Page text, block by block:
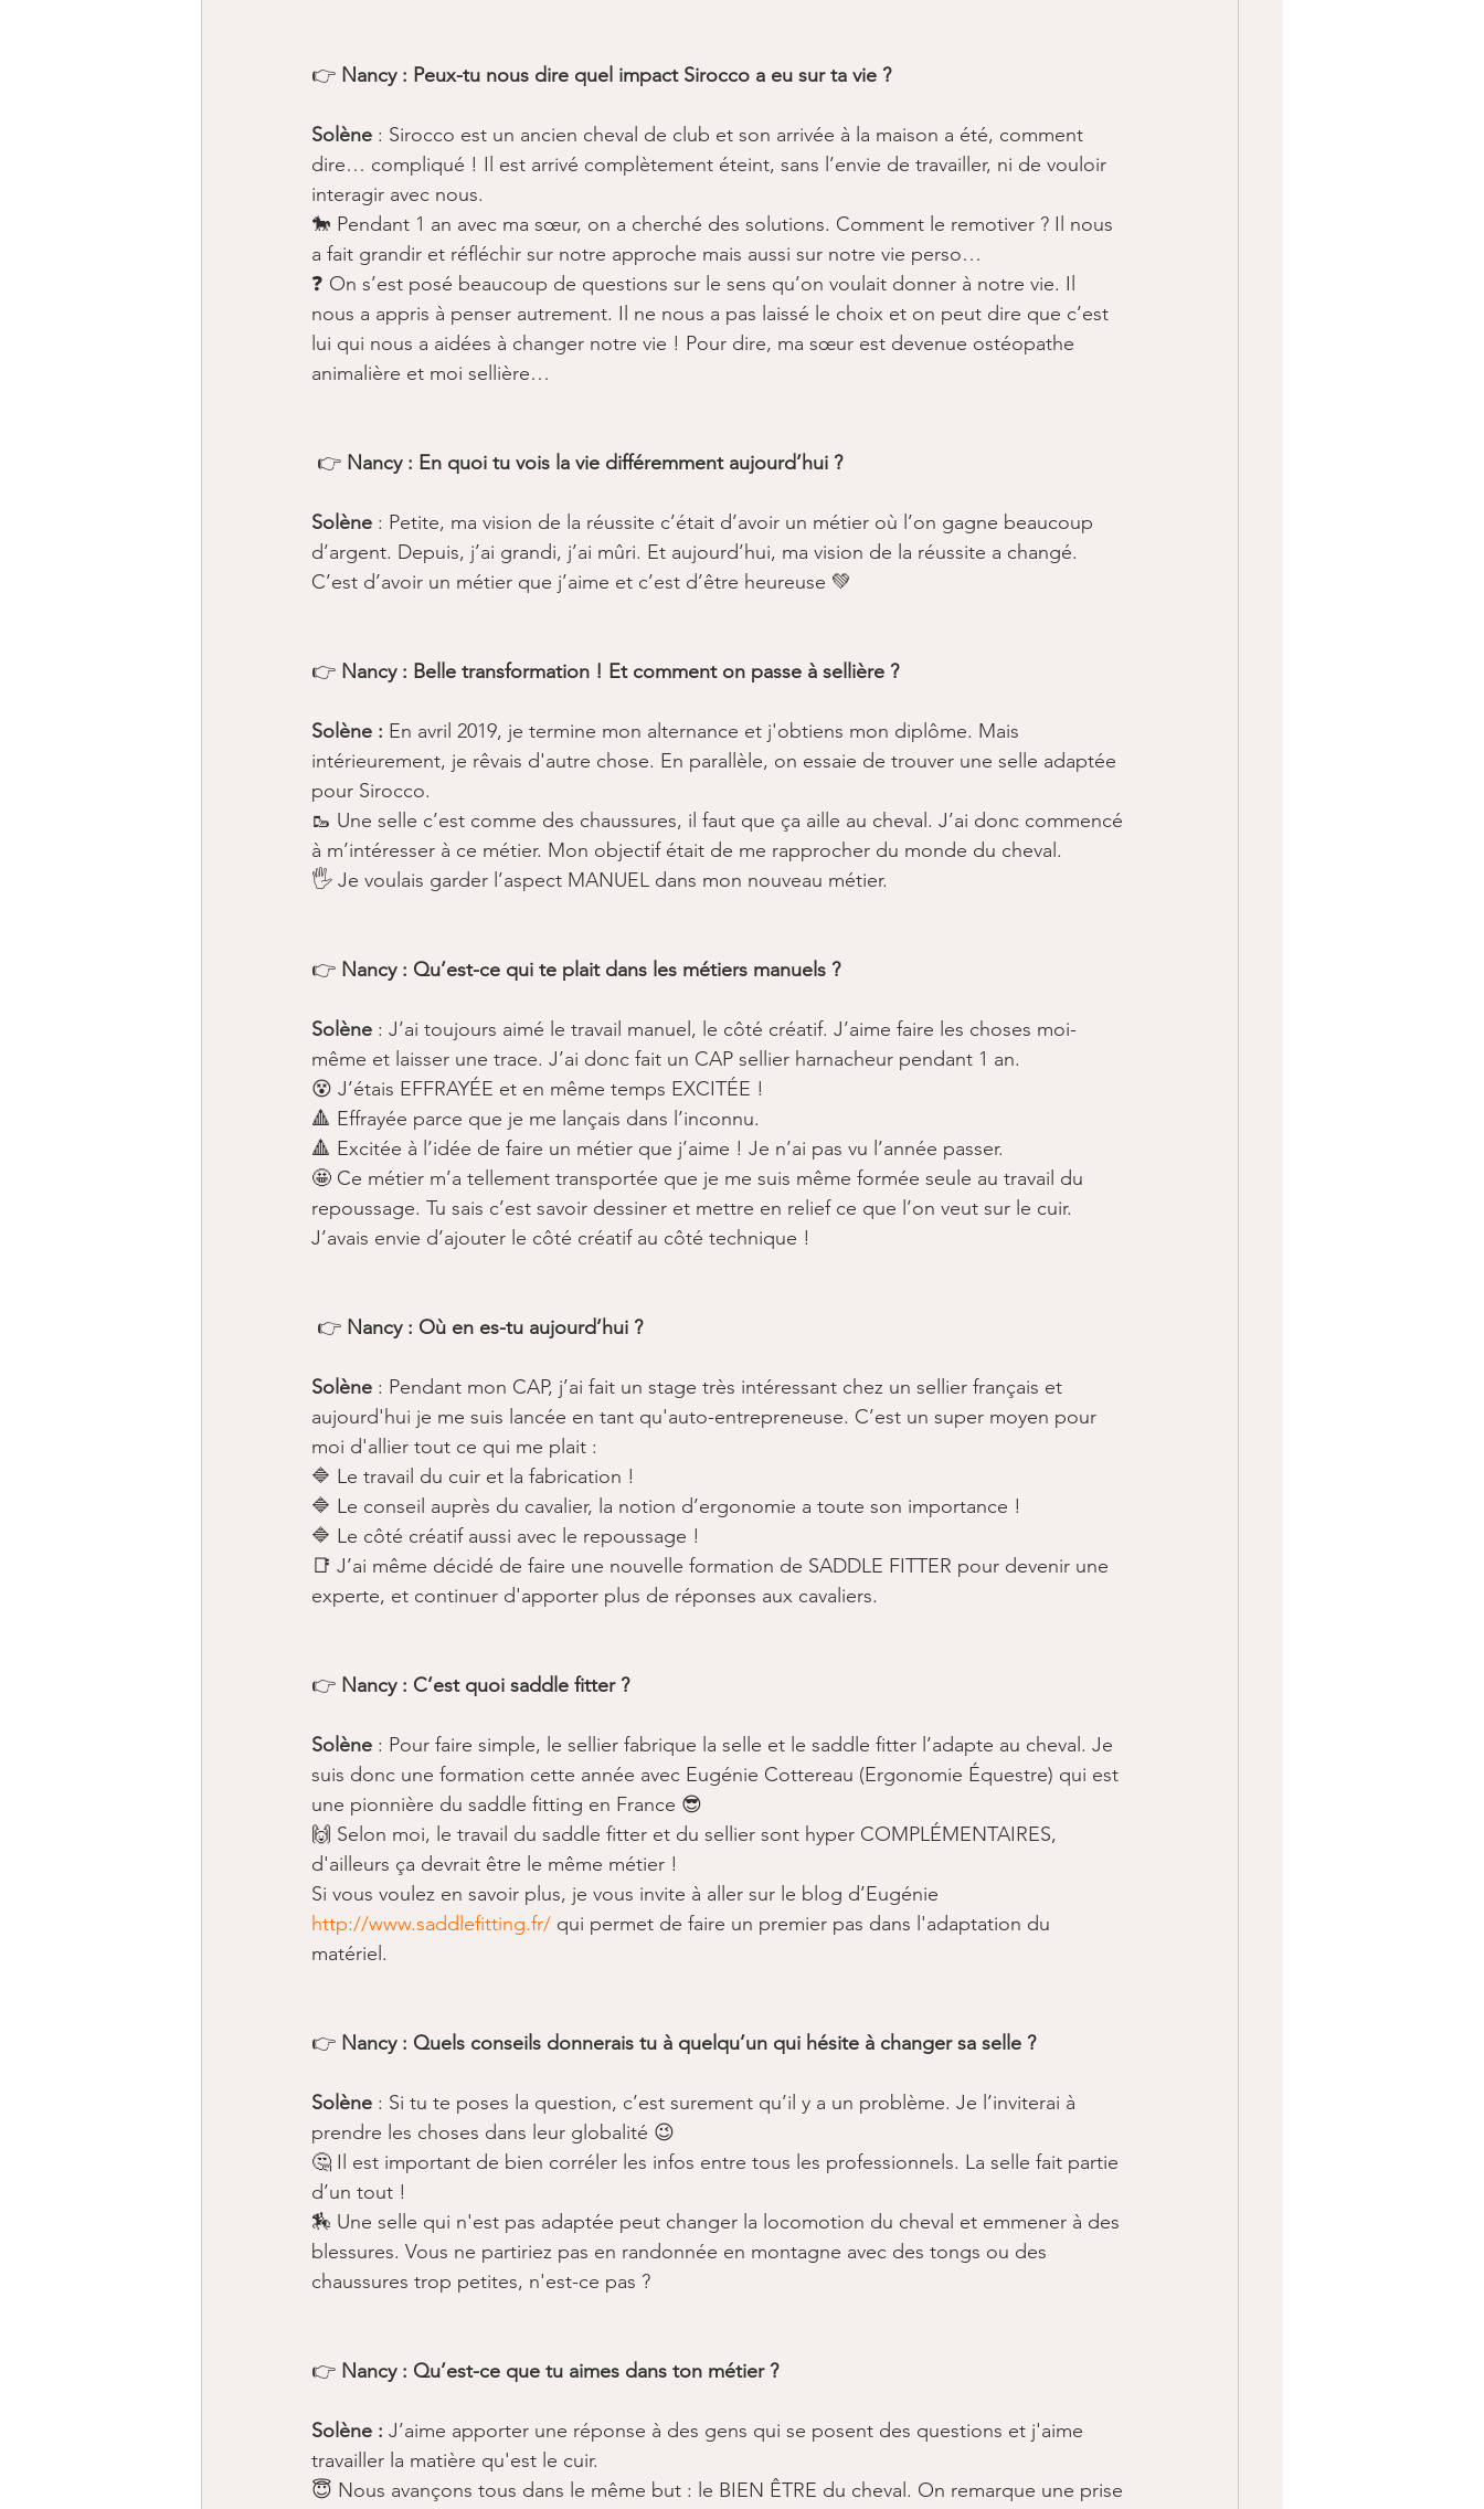
👉 Nancy : Peux-tu nous dire quel impact Sirocco a eu sur ta vie ?
Solène : Sirocco est un ancien cheval de club et son arrivée à la maison a été, comment
dire… compliqué ! ​Il est arrivé complètement éteint, sans l’envie de travailler, ni de vouloir
interagir avec nous.
🐎 Pendant 1 an avec ma sœur, on a cherché des solutions. Comment le remotiver ? Il nous
a fait grandir et réfléchir sur notre approche mais aussi sur notre vie perso…
❓ On s’est posé beaucoup de questions sur le sens qu’on voulait donner à notre vie. Il
nous a appris à penser autrement. Il ne nous a pas laissé le choix et on peut dire que c’est
lui qui nous a aidées à changer notre vie ! ​Pour dire, ma sœur est devenue ostéopathe
animalière et moi sellière…
​ 👉 Nancy : En quoi tu vois la vie différemment aujourd’hui ? ​ ​
Solène : Petite, ma vision de la réussite c’était d’avoir un métier où l’on gagne beaucoup
d’argent. Depuis, j’ai grandi, j’ai mûri. Et aujourd’hui, ma vision de la réussite a changé.
C’est d’avoir un métier que j’aime et c’est d’être heureuse 💚
👉 Nancy : Belle transformation ! Et comment on passe à sellière ? ​
Solène : En avril 2019, je termine mon alternance et j'obtiens mon diplôme. Mais
intérieurement, je rêvais d'autre chose. En parallèle, on essaie de trouver une selle adaptée
pour Sirocco. ​
🥾 Une selle c’est comme des chaussures, il faut que ça aille au cheval. J’ai donc commencé
à m’intéresser à ce métier. Mon objectif était de me rapprocher du monde du cheval.​
🖐 Je voulais garder l’aspect MANUEL dans mon nouveau métier.​
👉 Nancy : Qu’est-ce qui te plait dans les métiers manuels ?​
Solène : J’ai toujours aimé le travail manuel, le côté créatif. J’aime faire les choses moi-
même et laisser une trace. J’ai donc fait un CAP sellier harnacheur pendant 1 an.​
😵 J’étais EFFRAYÉE et en même temps EXCITÉE​ !
🔺 Effrayée parce que je me lançais dans l’inconnu.​
🔺 Excitée à l’idée de faire un métier que j’aime ! Je n’ai pas vu l’année passer.​
🤩 Ce métier m’a tellement transportée que je me suis même formée seule au travail du
repoussage. Tu sais c’est savoir dessiner et mettre en relief ce que l’on veut sur le cuir.
J’avais envie d’ajouter le côté créatif au côté technique ! ​
​ 👉 Nancy : Où en es-tu aujourd’hui ? ​
Solène : Pendant mon CAP, j’ai fait un stage très intéressant chez un sellier français et
aujourd'hui je me suis lancée en tant qu'auto-entrepreneuse. C’est un super moyen pour
moi d'allier tout ce qui me plait : ​
🔷 Le ​travail du cuir et la fabrication ​!
🔷 Le conseil auprès du cavalier, la notion d’ergonomie a toute son importance ​!
🔷 Le côté créatif​ aussi avec le repoussage​ !
​📑 J’ai même décidé de faire une nouvelle formation de SADDLE FITTER pour devenir une
experte, et continuer d'apporter plus de réponses aux cavaliers.
👉 Nancy : C’est quoi saddle fitter ? ​
Solène : Pour faire simple, le sellier fabrique la selle et le saddle fitter l’adapte au cheval. Je
suis donc une formation cette année avec Eugénie Cottereau (Ergonomie Équestre) qui est
une pionnière du saddle fitting en France 😎
🙌 Selon moi, le travail du saddle fitter et du sellier sont hyper COMPLÉMENTAIRES,
d'ailleurs ça devrait être le même métier !
Si vous voulez en savoir plus, je vous invite à aller sur le blog d’Eugénie
http://www.saddlefitting.fr/ qui permet de faire un premier pas dans l'adaptation du
matériel.
👉 Nancy : Quels conseils donnerais tu à quelqu’un qui hésite à changer sa selle ?​
Solène : Si tu te poses la question, c’est surement qu’il y a un problème. Je l’inviterai à
prendre les choses dans leur globalité 😉
🤔 Il est important de bien corréler les infos entre tous les professionnels. La selle fait partie
d’un tout !
🏇 Une selle qui n'est pas adaptée peut changer la locomotion du cheval et emmener à des
blessures. Vous ne partiriez pas en randonnée en montagne avec des tongs ou des
chaussures trop petites, n'est-ce pas ? ​
👉 Nancy : Qu’est-ce que tu aimes dans ton métier ? ​
Solène : J’aime apporter une réponse à des gens qui se posent des questions​ et j'aime
travailler la matière qu'est le cuir.
​😇 Nous avançons tous dans le même but : le BIEN ÊTRE du cheval. On remarque une prise